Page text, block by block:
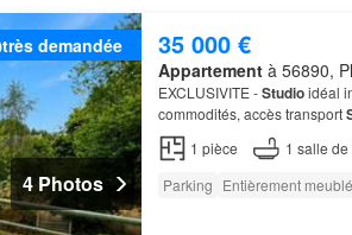
très demandée
4 Photos
35 000 €
Appartementà 56890,
EXCLUSIVITE -Studioidéal
commodités, accès transport
résidence propose
1 pièce 1 salle de
Parking Entièrement meublé